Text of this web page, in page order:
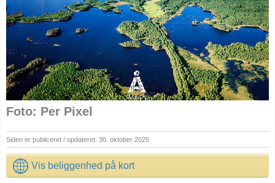
Foto: Per Pixel
Siden er publiceret / opdateret: 30. oktober 2025
Vis beliggenhed på kort